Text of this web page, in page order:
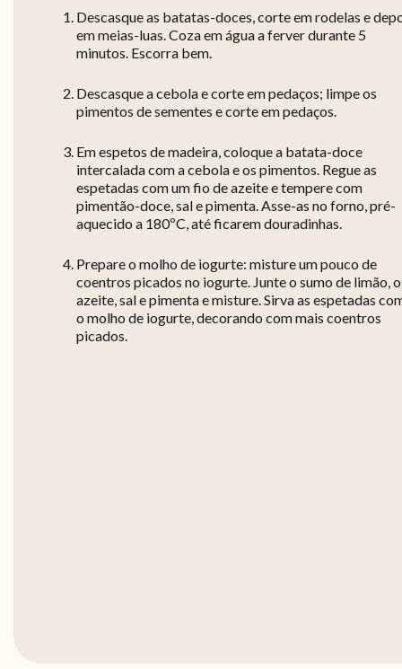
Descasque as batatas-doces, corte em rodelas e
em meias-luas. Coza em água a ferver durante 5
minutos. Escorra bem.
Descasque a cebola e corte em pedaços; limpe os
pimentos de sementes e corte em pedaços.
Em espetos de madeira, coloque a batata-doce
intercalada com a cebola e os pimentos. Regue as
espetadas com um fio de azeite e tempere com
pimentão-doce, sal e pimenta. Asse-as no forno, pré-
aquecido a 180ºC, até ficarem douradinhas.
Prepare o molho de iogurte: misture um pouco de
coentros picados no iogurte. Junte o sumo de limão, o
azeite, sal e pimenta e misture. Sirva as espetadas
o molho de iogurte, decorando com mais coentros
picados.